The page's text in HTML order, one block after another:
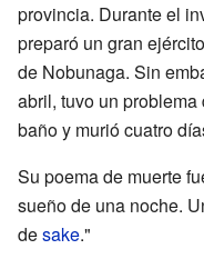
provincia. Durante el
preparó un gran
de Nobunaga. Sin
abril, tuvo un
baño y murió cuatro
Su poema de muerte
sueño de una noche.
desake."